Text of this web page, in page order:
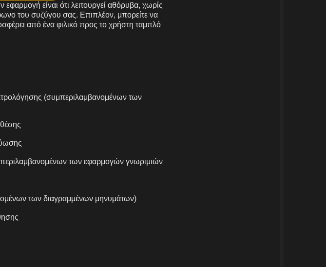
είναι ότι λειτουργεί αθόρυβα, χωρίς
του συζύγου σας. Επιπλέον, μπορείτε να
από ένα φιλικό προς το χρήστη ταμπλό
(συμπεριλαμβανομένων των
των εφαρμογών γνωριμιών
των διαγραμμένων μηνυμάτων)